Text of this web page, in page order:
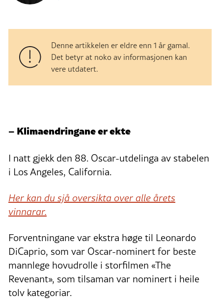
Denne artikkelen er eldre enn 1 år gamal.
Det betyr at noko av informasjonen kan
vere utdatert.
– Klimaendringane er ekte
I natt gjekk den 88. Oscar-utdelinga av stabelen
i Los Angeles, California.
Her kan du sjå oversikta over alle årets
vinnarar.
Forventningane var ekstra høge til Leonardo
DiCaprio, som var Oscar-nominert for beste
mannlege hovudrolle i storfilmen «The
Revenant», som tilsaman var nominert i heile
tolv kategoriar.